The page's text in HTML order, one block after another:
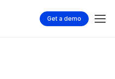
Get a demo